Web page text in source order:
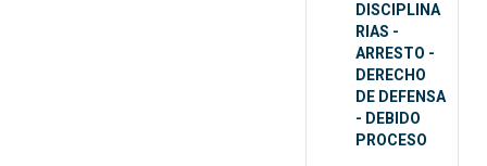
DISCIPLINA
RIAS -
ARRESTO -
DERECHO
DE DEFENSA
- DEBIDO
PROCESO